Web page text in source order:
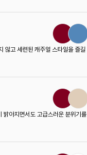
않고 세련된 캐주얼 스타일을 즐길
밝아지면서도 고급스러운 분위기를